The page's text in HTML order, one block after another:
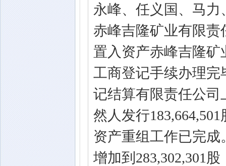
永峰、任义国、马
赤峰吉隆矿业有限责
置入资产赤峰吉隆矿
工商登记手续办理完
记结算有限责任公司
然人发行
资产重组工作已完成
增加到283,302,301